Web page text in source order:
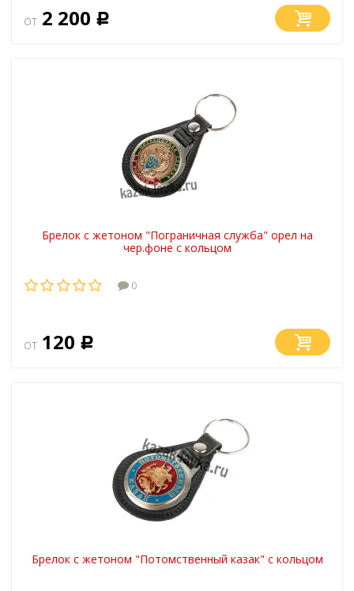
от 2 200 Р
Брелок с жетоном "Пограничная служба" орел на
чер.фоне с кольцом
0
от 120 Р
Брелок с жетоном "Потомственный казак" с кольцом